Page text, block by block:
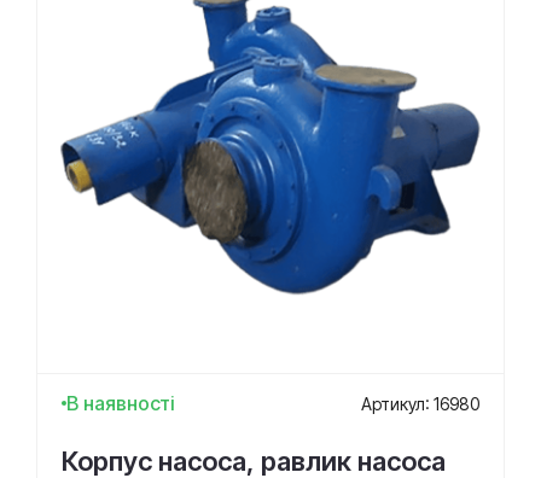
В наявності Артикул: 16980
Корпус насоса, равлик насоса